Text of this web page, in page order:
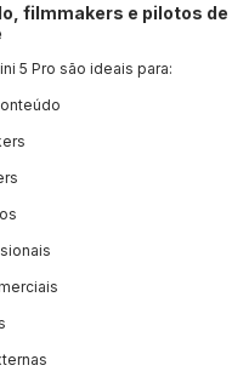
filmmakers e pilotos de
5 Pro são ideais para: